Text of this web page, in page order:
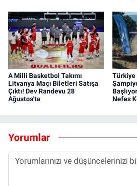
A Milli Basketbol Takımı
Litvanya Maçı Biletleri Satışa
Çıktı! Dev Randevu 28
Ağustos'ta
Türkiye
Nefes
Yorumlar